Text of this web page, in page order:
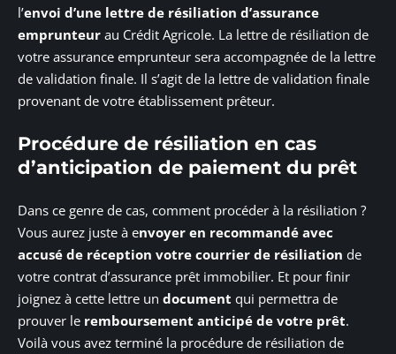
l’envoi d’une lettre de résiliation d’assurance
emprunteur au Crédit Agricole. La lettre de résiliation de
votre assurance emprunteur sera accompagnée de la lettre
de validation finale. Il s’agit de la lettre de validation finale
provenant de votre établissement prêteur.
Procédure de résiliation en cas
d’anticipation de paiement du prêt
Dans ce genre de cas, comment procéder à la résiliation ?
Vous aurez juste à envoyer en recommandé avec
accusé de réception votre courrier de résiliation de
votre contrat d’assurance prêt immobilier. Et pour finir
joignez à cette lettre un document qui permettra de
prouver le remboursement anticipé de votre prêt.
Voilà vous avez terminé la procédure de résiliation de